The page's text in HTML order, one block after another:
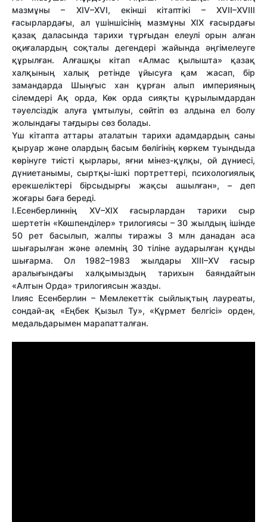
мазмұны – ХІV–XVI, екінші кітаптікі – ХVII–XVIII
ғасырлардағы, ал үшіншісінің мазмұны XIX ғасырдағы
қазақ даласында тарихи тұрғыдан елеулі орын алған
оқиғалардың соқталы дегендері жайында әңгімелеуге
құрылған. Алғашқы кітап «Алмас қылышта» қазақ
халқының халық ретінде ұйысуға қам жасап, бір
замандарда Шыңғыс хан құрған алып империяның
сілемдері Ақ орда, Көк орда сияқты құрылымдардан
тәуелсіздік алуға ұмтылуы, сөйтіп өз алдына ел болу
жолындағы тағдыры сөз болады.
Үш кітапта аттары аталатын тарихи адамдардың саны
қыруар және олардың басым бөлігінің көркем туындыда
көрінуге тиісті қырлары, яғни мінез-құлқы, ой дүниесі,
дүниетанымы, сыртқы-ішкі портреттері, психологиялық
ерекшеліктері бірсыдырғы жақсы ашылған», – деп
жоғары баға береді.
І.Есенберлиннің ХV–ХІХ ғасырлардан тарихи сыр
шертетін «Көшпенділер» трилогиясы – 30 жылдың ішінде
50 рет басылып, жалпы тиражы 3 млн данадан аса
шығарылған және әлемнің 30 тіліне аударылған құнды
шығарма. Ол 1982–1983 жылдары ХІІІ–ХV ғасыр
аралығындағы халқымыздың тарихын баяндайтын
«Алтын Орда» трилогиясын жазды.
Ілияс Есенберлин – Мемлекеттік сыйлықтың лауреаты,
сондай-ақ «Еңбек Қызыл Ту», «Құрмет белгісі» орден,
медальдарымен марапатталған.